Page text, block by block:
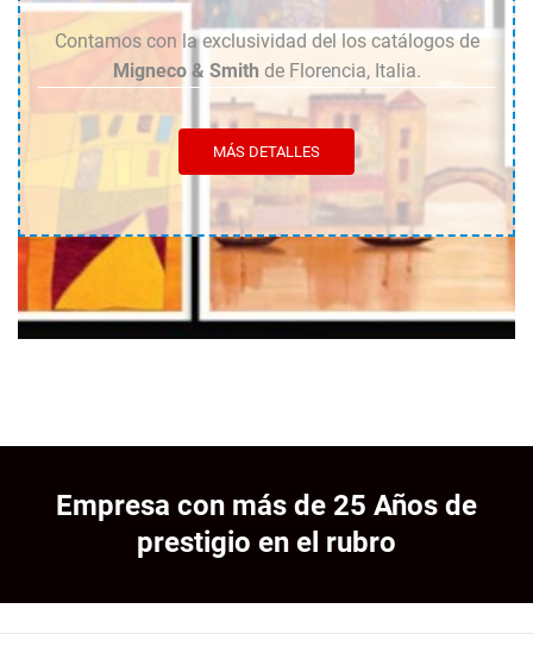
Contamos con la exclusividad del los catálogos de
Migneco & Smith de Florencia, Italia.
MÁS DETALLES
Empresa con más de 25 Años de
prestigio en el rubro